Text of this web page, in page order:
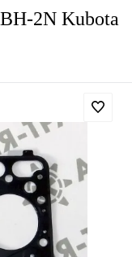
2N Kubota